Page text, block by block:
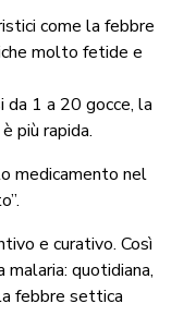
come la febbre
molto fetide e
da 1 a 20 gocce, la
più rapida.
medicamento nel
e curativo. Così
quotidiana,
febbre settica